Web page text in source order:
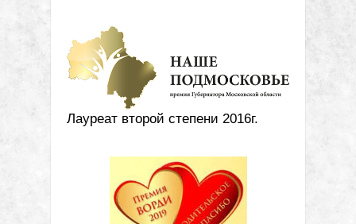
Лауреат второй степени 2016г.